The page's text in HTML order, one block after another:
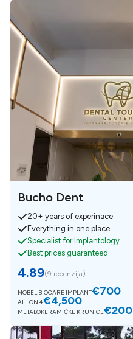
Bucho Dent
20+ years of experinace
Everything in one place
Specialist for Implantology
Best prices guaranteed
4.89(9 recenzija)
NOBEL BIOCARE IMPLANT€700
ALL ON 4€4,500
METALOKERAMIČKE KRUNICE€200